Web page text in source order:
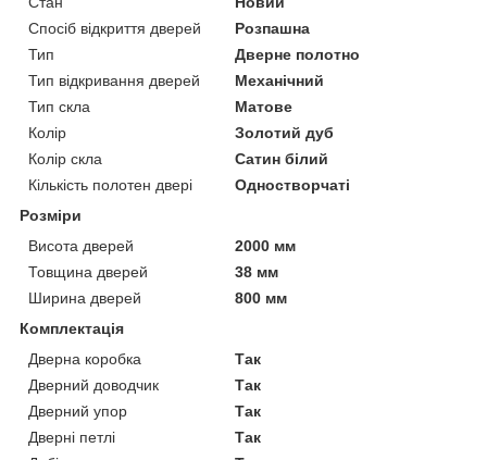
Спосіб відкриття дверей
Розпашна
Тип
Дверне полотно
Тип відкривання дверей
Механічний
Тип скла
Матове
Колір
Золотий дуб
Колір скла
Сатин білий
Кількість полотен двері
Одностворчаті
Розміри
Висота дверей
2000 мм
Товщина дверей
38 мм
Ширина дверей
800 мм
Комплектація
Дверна коробка
Так
Дверний доводчик
Так
Дверний упор
Так
Дверні петлі
Так